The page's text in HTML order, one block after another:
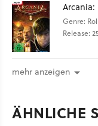
Genre:
Release:
mehr anzeigen
ÄHNLICHE